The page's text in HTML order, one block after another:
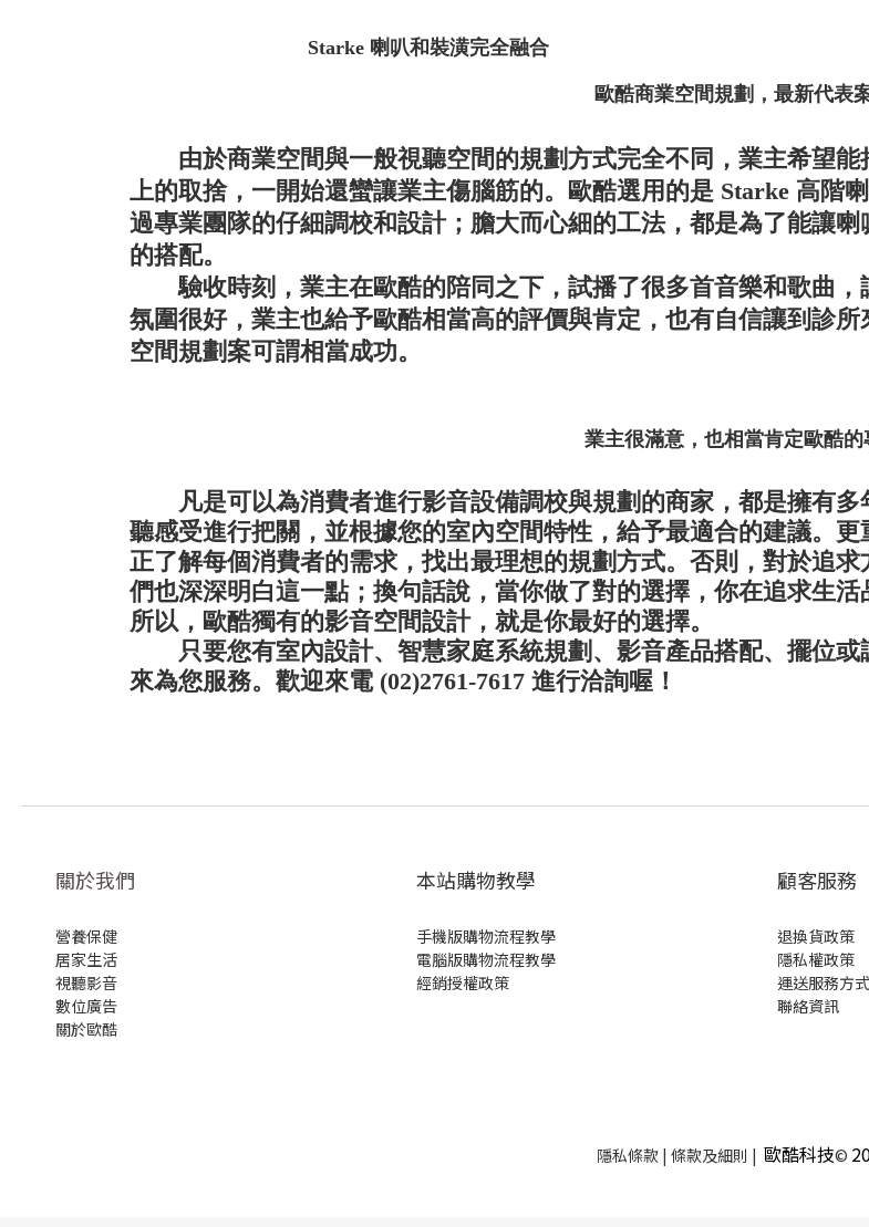
Starke 喇叭和裝潢完全融合
歐酷商業空間規劃，最新代表
由於商業空間與一般視聽空間的規劃方式完全不同，業主希望能
上的取捨，一開始還蠻讓業主傷腦筋的。歐酷選用的是 Starke 高階
過專業團隊的仔細調校和設計； 膽大而心細的工法，都是為了能讓喇
的搭配。
驗收時刻，業主在歐酷的陪同之下，試播了很多首音樂和歌曲，
氛圍很好，業主也給予歐酷相當高的評價與肯定，也有自信讓到診
空間規劃案可謂相當成功。
業主很滿意，也相當肯定歐酷的
凡是可以為消費者進行影音設備調校與規劃的商家，都是擁有多
聽感受進行把關，並根據您的室內空間特性，給予最適合的建議。
正了解每個消費者的需求，找出最理想的規劃方式。否則，對於追
們也深深明白這一點；換句話說，當你做了對的選擇，你在追求生
所以，歐酷獨有的影音空間設計，就是你最好的選擇。
只要您有室內設計、智慧家庭系統規劃、影音產品搭配、擺位或
來為您服務。歡迎來電 (02)2761-7617 進行洽詢喔！
關於我們
營養保健
居家生活
視聽影音
數位廣告
關於歐酷
本站購物教學
手機版購物流程教學
電腦版購物流程教學
經銷授權政策
顧客服務
退換貨政策
隱私權政策
運送服務方式
聯絡資訊
隱私條款 | 條款及細則 | 歐酷科技©